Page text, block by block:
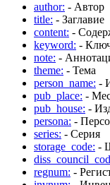
author: - Автор
title: - Заглавие
content: -
keyword: -
note: -
theme: - Тема
person_name: -
pub_place: -
pub_house: -
persona: -
series: - Серия
storage_code: -
regnum: -